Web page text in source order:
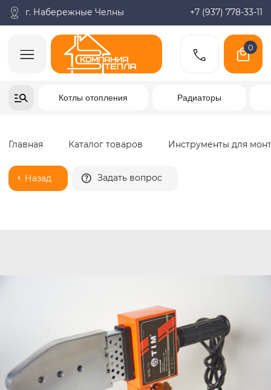
г. Набережные Челны
Котлы отопления Радиаторы Водонагреватели
Главная Каталог товаров Инструменты для монтажа
Заказать звонок